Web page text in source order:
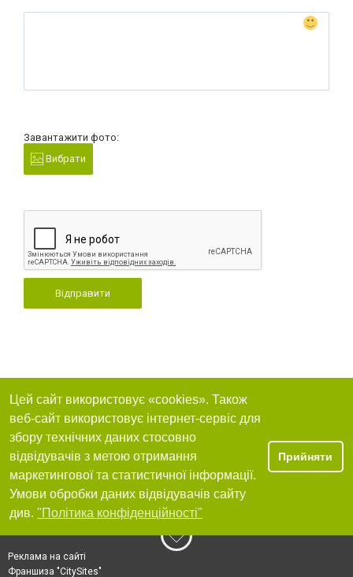
Завантажити фото:
Вибрати
Відправити
Цей сайт використовує «cookies». Також
веб-сайт використовує інтернет-сервіс для
збору технічних даних стосовно
відвідувачів з метою отримання
маркетингової та статистичної інформації.
Умови обробки даних відвідувачів сайту
див. "Політика конфіденційності"
Прийняти
Реклама на сайті
Франшиза "CitySites"